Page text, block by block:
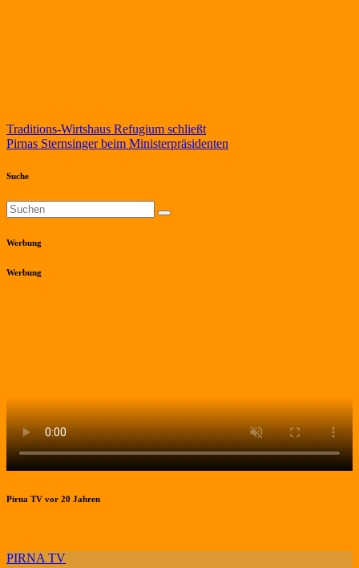
Beitragsnavigation
Traditions-Wirtshaus Refugium schließt
Pirnas Sternsinger beim Ministerpräsidenten
Suche
Werbung
Werbung
Pirna TV vor 20 Jahren
PIRNA TV